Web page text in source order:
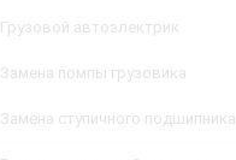
Грузовой автоэлектрик
Замена помпы грузовика
Замена ступичного подшипника